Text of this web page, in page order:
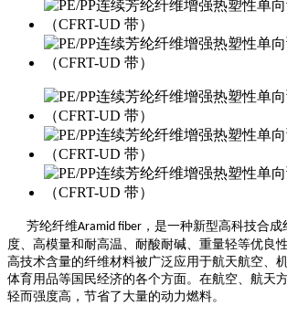
芳纶纤维Aramid fiber ，是一种新型高科技合
度、高模量和耐高温、耐酸耐碱、重量轻等优良
高技术含量的纤维材料被广泛应用于航天航空、
体育用品等国民经济的各个方面。在航空、航天
轻而强度高，节省了大量的动力燃料。